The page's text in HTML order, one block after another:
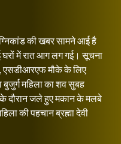
की खबर सामने आई है
घरों में रात आग लग गई। सूचना
एसडीआरएफ मौके के लिए
बुजुर्ग महिला का शव सुबह
दौरान जले हुए मकान के मलबे
की पहचान ब्रह्मा देवी